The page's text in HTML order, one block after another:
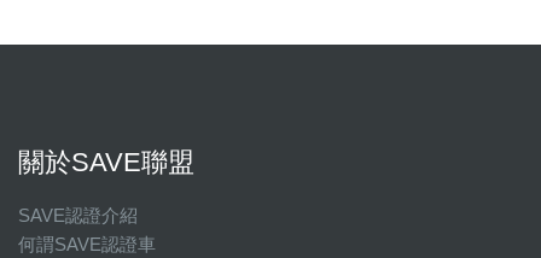
關於SAVE聯盟
SAVE認證介紹
何謂SAVE認證車